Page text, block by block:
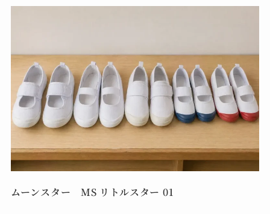
ムーンスター MS リトルスター 01